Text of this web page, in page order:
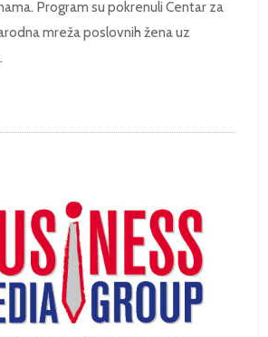
Program su pokrenuli Centar za
mreža poslovnih žena uz